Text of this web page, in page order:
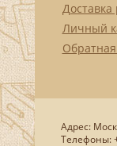
Личный
Адрес:
Телефоны: